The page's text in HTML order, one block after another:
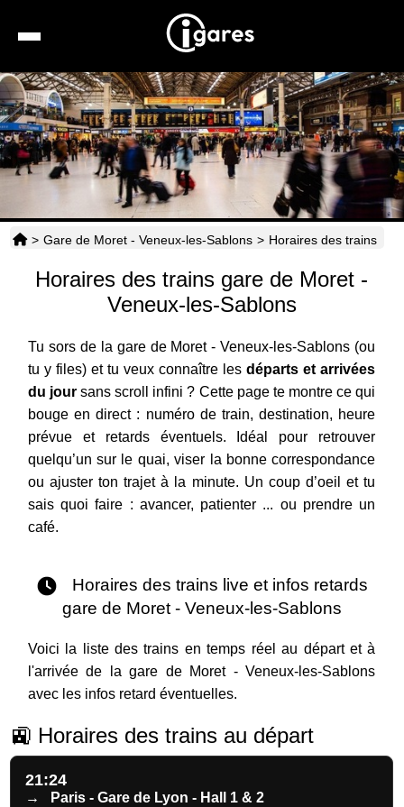
Recherche
Location de voiture
Hôtels
Horaires
> Gare de Moret - Veneux-les-Sablons > Horaires des trains
Horaires des trains gare de Moret -
Veneux-les-Sablons
Tu sors de la gare de Moret - Veneux-les-Sablons (ou
tu y files) et tu veux connaître lesdéparts et arrivées
du joursans scroll infini ? Cette page te montre ce qui
bouge en direct : numéro de train, destination, heure
prévue et retards éventuels. Idéal pour retrouver
quelqu’un sur le quai, viser la bonne correspondance
ou ajuster ton trajet à la minute. Un coup d’oeil et tu
sais quoi faire : avancer, patienter ... ou prendre un
café.
Horaires des trains live et infos retards
gare de Moret - Veneux-les-Sablons
Voici la liste des trains en temps réel au départ et à
l'arrivée de la gare de Moret - Veneux-les-Sablons
avec les infos retard éventuelles.
🚉 Horaires des trains au départ
21:24
→ Paris - Gare de Lyon - Hall 1 & 2